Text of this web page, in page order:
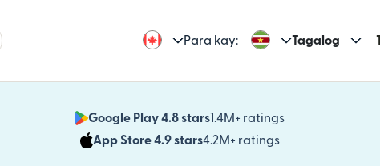
Para kay: Tagalog
Google Play 4.8 stars1.4M+ ratings
(bubukas sa
App Store 4.9 stars4.2M+ ratings
(bubukas sa